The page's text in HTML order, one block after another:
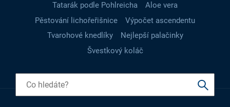
Tatarák podle Pohlreicha
Aloe vera
Pěstování lichořeřišnice
Výpočet ascendentu
Tvarohové knedlíky
Nejlepší palačinky
Švestkový koláč